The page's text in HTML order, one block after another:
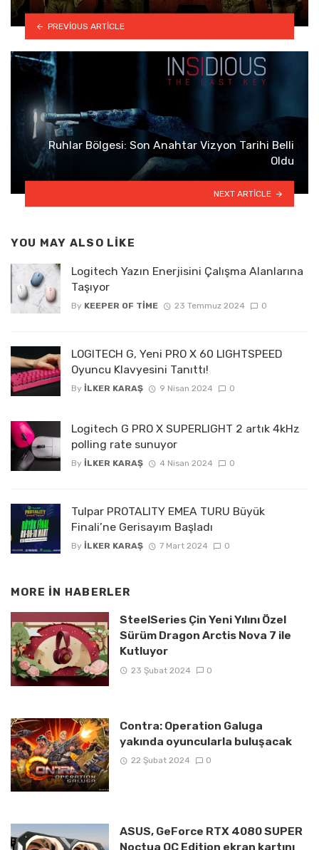
PREVIOUS ARTICLE
Ruhlar Bölgesi: Son Anahtar Vizyon Tarihi Belli
Oldu
NEXT ARTICLE
YOU MAY ALSO LIKE
Logitech Yazın Enerjisini Çalışma Alanlarına
Taşıyor
By KEEPER OF TIME 23 Temmuz 2024 0
LOGITECH G, Yeni PRO X 60 LIGHTSPEED
Oyuncu Klavyesini Tanıttı!
By İLKER KARAŞ 9 Nisan 2024 0
Logitech G PRO X SUPERLIGHT 2 artık 4kHz
polling rate sunuyor
By İLKER KARAŞ 4 Nisan 2024 0
Tulpar PROTALITY EMEA TURU Büyük
Finali’ne Gerisayım Başladı
By İLKER KARAŞ 7 Mart 2024 0
MORE IN HABERLER
SteelSeries Çin Yeni Yılını Özel
Sürüm Dragon Arctis Nova 7 ile
Kutluyor
23 Şubat 2024 0
Contra: Operation Galuga
yakında oyuncularla buluşacak
22 Şubat 2024 0
ASUS, GeForce RTX 4080 SUPER
Noctua OC Edition ekran kartını